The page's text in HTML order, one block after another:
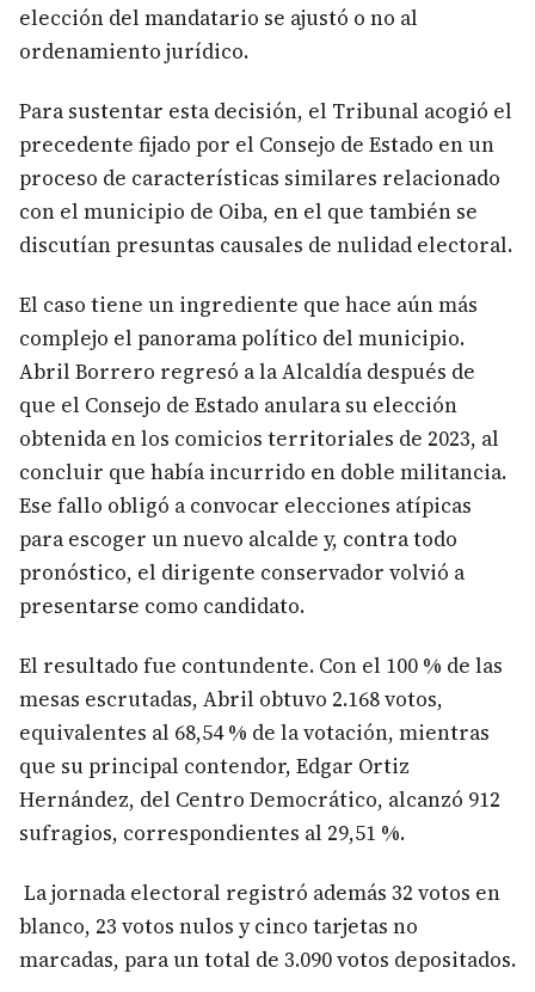
elección del mandatario se ajustó o no al
ordenamiento jurídico.
Para sustentar esta decisión, el Tribunal acogió el
precedente fijado por el Consejo de Estado en un
proceso de características similares relacionado
con el municipio de Oiba, en el que también se
discutían presuntas causales de nulidad electoral.
El caso tiene un ingrediente que hace aún más
complejo el panorama político del municipio.
Abril Borrero regresó a la Alcaldía después de
que el Consejo de Estado anulara su elección
obtenida en los comicios territoriales de 2023, al
concluir que había incurrido en doble militancia.
Ese fallo obligó a convocar elecciones atípicas
para escoger un nuevo alcalde y, contra todo
pronóstico, el dirigente conservador volvió a
presentarse como candidato.
El resultado fue contundente. Con el 100 % de las
mesas escrutadas, Abril obtuvo 2.168 votos,
equivalentes al 68,54 % de la votación, mientras
que su principal contendor, Edgar Ortiz
Hernández, del Centro Democrático, alcanzó 912
sufragios, correspondientes al 29,51 %.
La jornada electoral registró además 32 votos en
blanco, 23 votos nulos y cinco tarjetas no
marcadas, para un total de 3.090 votos depositados.